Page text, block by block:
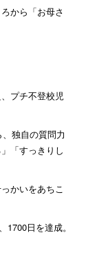
から「お母さ
プチ不登校児
独自の質問力
「すっきりし
かいをあちこ
日を達成。